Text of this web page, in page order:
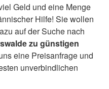
Geld und eine Menge
Hilfe! Sie wollen
auf der Suche nach
zu günstigen
eine Preisanfrage und
unverbindlichen